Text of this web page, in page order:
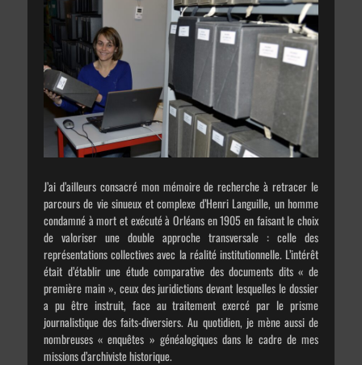
J’ai d’ailleurs consacré mon mémoire de recherche à retracer le
parcours de vie sinueux et complexe d’Henri Languille, un homme
condamné à mort et exécuté à Orléans en 1905 en faisant le choix
de valoriser une double approche transversale : celle des
représentations collectives avec la réalité institutionnelle. L’intérêt
était d’établir une étude comparative des documents dits « de
première main », ceux des juridictions devant lesquelles le dossier
a pu être instruit, face au traitement exercé par le prisme
journalistique des faits-diversiers. Au quotidien, je mène aussi de
nombreuses « enquêtes » généalogiques dans le cadre de mes
missions d’archiviste historique.